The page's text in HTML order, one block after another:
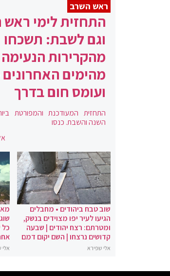
ראש השרב
התחזית לימי
וגם לשבת: תשכחו
מהקרירות הנעימה
מהימים
ועומס חום בדרך
התחזית המעודכנת והמפורטת
השנה והשבת. כנסו
שוב טבח ביהודים • מחבלים
הגיעו לעיר יפו מצוידים בנשק,
ומטרתם: רצח יהודים | שבעה
קדושים נרצחו | השם יקום דמם
אלי שפירא אלי